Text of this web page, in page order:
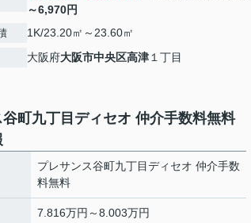
～6,970円
1K/23.20㎡～23.60㎡
大阪府大阪市中央区高津 １丁目
町九丁目ディセオ 仲介手数料無料
プレサンス谷町九丁目ディセオ 仲介手数
料無料
7.816万円～8.003万円